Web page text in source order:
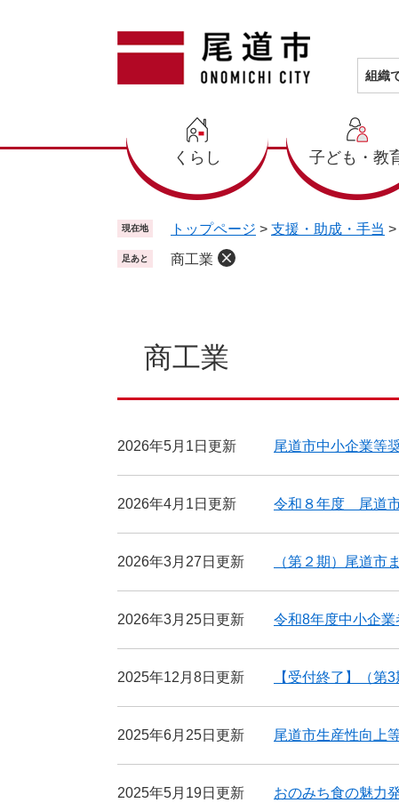
組織
くらし 子ども・教
現在地 トップページ > 支援・助成・手当 >
足あと 商工業
商工業
2026年5月1日更新 尾道市中小企業等
2026年4月1日更新 令和８年度 尾道
2026年3月27日更新 （第２期）尾道市
2026年3月25日更新 令和8年度中小企
2025年12月8日更新 【受付終了】（第
2025年6月25日更新 尾道市生産性向上
2025年5月19日更新 おのみち食の魅力